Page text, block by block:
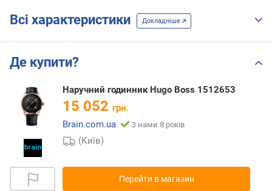
Всі характеристики Докладніше
Де купити?
Наручний годинник Hugo Boss 1512653
15 052 грн.
Brain.com.ua
З нами 8 років
(Київ)
Перейти в магазин